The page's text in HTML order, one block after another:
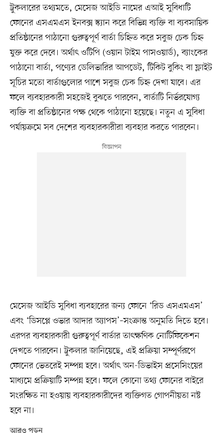
ট্রুকলারের তথ্যমতে, মেসেজ আইডি নামের এআই সুবিধাটি
ফোনের এসএমএস ইনবক্স স্ক্যান করে বিভিন্ন ব্যক্তি বা ব্যবসায়িক
প্রতিষ্ঠানের পাঠানো গুরুত্বপূর্ণ বার্তা চিহ্নিত করে সবুজ চেক চিহ্ন
যুক্ত করে দেবে। অর্থাৎ ওটিপি (ওয়ান টাইম পাসওয়ার্ড), ব্যাংকের
পাঠানো বার্তা, পণ্যের ডেলিভারির আপডেট, টিকিট বুকিং বা ফ্লাইট
সূচির মতো বার্তাগুলোর পাশে সবুজ চেক চিহ্ন দেখা যাবে। এর
ফলে ব্যবহারকারী সহজেই বুঝতে পারবেন, বার্তাটি নির্ভরযোগ্য
ব্যক্তি বা প্রতিষ্ঠানের পক্ষ থেকে পাঠানো হয়েছে। নতুন এ সুবিধা
পর্যায়ক্রমে সব দেশের ব্যবহারকারীরা ব্যবহার করতে পারবেন।
মেসেজ আইডি সুবিধা ব্যবহারের জন্য ফোনে ‘রিড এসএমএস’
এবং ‘ডিসপ্লে ওভার আদার অ্যাপস’–সংক্রান্ত অনুমতি দিতে হবে।
এরপর ব্যবহারকারী গুরুত্বপূর্ণ বার্তার তাৎক্ষণিক নোটিফিকেশন
দেখতে পারবেন। ট্রুকলার জানিয়েছে, এই প্রক্রিয়া সম্পূর্ণরূপে
ফোনের ভেতরেই সম্পন্ন হবে। অর্থাৎ অন-ডিভাইস প্রসেসিংয়ের
মাধ্যমে প্রক্রিয়াটি সম্পন্ন হবে। ফলে কোনো তথ্য ফোনের বাইরে
সংরক্ষিত না হওয়ায় ব্যবহারকারীদের ব্যক্তিগত গোপনীয়তা নষ্ট
হবে না।